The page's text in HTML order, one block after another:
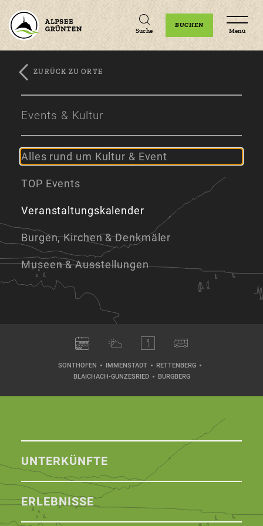
Zum
Zur
Zum
Suche
BUCHEN
Menü
ZURÜCK ZU ORTE
Events & Kultur
Alles rund um Kultur & Event
TOP Events
Veranstaltungskalender
Burgen, Kirchen & Denkmäler
Museen & Ausstellungen
SONTHOFEN IMMENSTADT
RETTENBERG
BLAICHACH-GUNZESRIED
BURGBERG
UNTERKÜNFTE
ERLEBNISSE
Unterkünfte Veranstaltungen